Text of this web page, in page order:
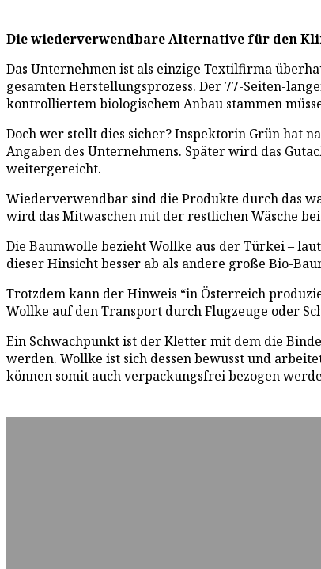
Die wiederverwendbare Alternative für den
Das Unternehmen ist als einzige Textilfirma
gesamten Herstellungsprozess. Der 77-Seiten-
kontrolliertem biologischem Anbau stammen
Doch wer stellt dies sicher? Inspektorin Grün hat
Angaben des Unternehmens. Später wird das
weitergereicht.
Wiederverwendbar sind die Produkte durch das
wird das Mitwaschen mit der restlichen Wäsche
Die Baumwolle bezieht Wollke aus der Türkei –
dieser Hinsicht besser ab als andere große Bio-
Trotzdem kann der Hinweis “in Österreich
Wollke auf den Transport durch Flugzeuge oder
Ein Schwachpunkt ist der Kletter mit dem die
werden. Wollke ist sich dessen bewusst und
können somit auch verpackungsfrei bezogen